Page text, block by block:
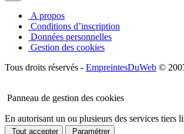
A propos
Conditions d’inscription
Données personnelles
Gestion des cookies
Tous droits réservés - EmpreintesDuWeb ©
Panneau de gestion des cookies
En autorisant un ou plusieurs des services tiers
Tout accepter
Paramétrer